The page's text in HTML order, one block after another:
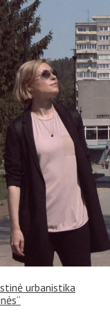
urbanistika